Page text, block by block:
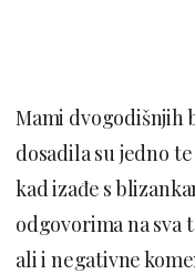
Mami dvogodišnjih
dosadila su jedno
kad izađe s
odgovorima na sva
ali i negativne